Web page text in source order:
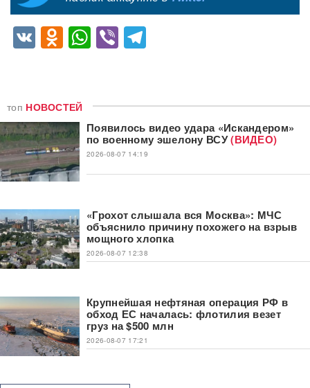
VKOdnoklassniki
WhatsApp
Viber
топ НОВОСТЕЙ
Появилось видео удара «Искандером»
по военному эшелону ВСУ(ВИДЕО)
2026-08-07 14:19
«Грохот слышала вся Москва»: МЧС
объяснило причину похожего на взрыв
мощного хлопка
2026-08-07 12:38
Крупнейшая нефтяная операция РФ в
обход ЕС началась: флотилия везет
груз на $500 млн
2026-08-07 17:21